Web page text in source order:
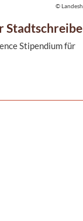
Stipendium für
©